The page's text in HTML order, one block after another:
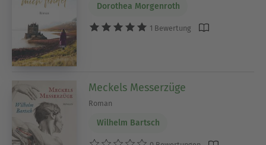
Dorothea Morgenroth
1 Bewertung
Meckels Messerzüge
Roman
Wilhelm Bartsch